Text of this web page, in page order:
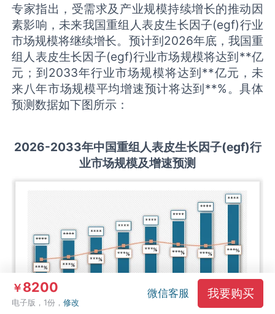
专家指出，受需求及产业规模持续增长的推动因
素影响，未来我国重组人表皮生长因子(egf)行业
市场规模将继续增长。预计到2026年底，我国重
组人表皮生长因子(egf)行业市场规模将达到**亿
元；到2033年行业市场规模将达到**亿元，未
来八年市场规模平均增速预计将达到**%。具体
预测数据如下图所示：
2026-2033年中国重组人表皮生长因子(egf)行
业市场规模及增速预测
￥8200
电子版，1份，修改
微信客服 我要购买